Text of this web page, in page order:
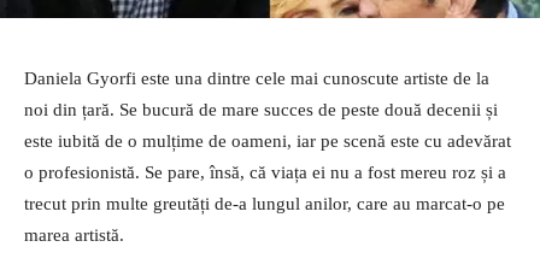
Daniela Gyorfi este una dintre cele mai cunoscute artiste de la
noi din țară. Se bucură de mare succes de peste două decenii și
este iubită de o mulțime de oameni, iar pe scenă este cu adevărat
o profesionistă. Se pare, însă, că viața ei nu a fost mereu roz și a
trecut prin multe greutăți de-a lungul anilor, care au marcat-o pe
marea artistă.